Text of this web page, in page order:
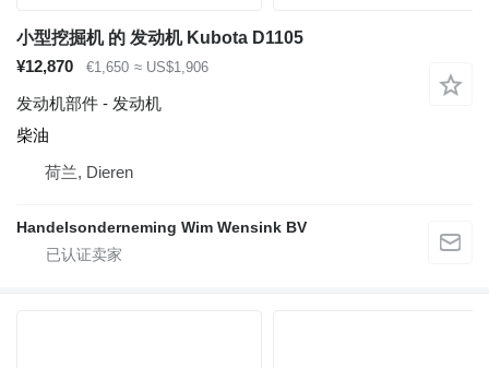
小型挖掘机 的 发动机 Kubota D1105
¥12,870
€1,650 ≈ US$1,906
发动机部件 - 发动机
柴油
荷兰, Dieren
Handelsonderneming Wim Wensink BV